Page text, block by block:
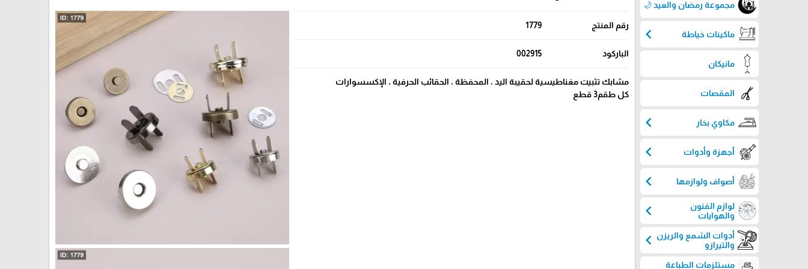
مجموعة رمضان والعيد 🌙
ماكينات خياطة chevron_left
مانيكان
المقصات
مكاوي بخار chevron_left
أجهزة وأدوات chevron_left
أصواف ولوازمها chevron_left
لوازم الفنون
والهوايات
chevron_left
أدوات الشمع والريزن
والتيرازو
chevron_left
مستلزمات الطباعة
رقم المنتج 1779
الباركود 002915
مشابك تثبيت مغناطيسية لحقيبة اليد ، المحفظة ، الحقائب الحرفية ، الإكسسوارات
كل طقم3 قطع